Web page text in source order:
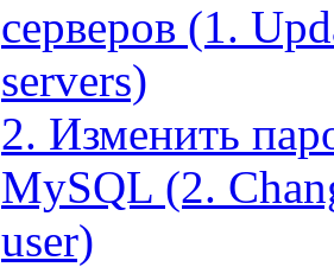
серверов (1.
servers)
2. Изменить
MySQL (2.
user)